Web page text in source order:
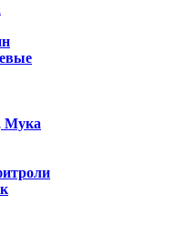
Мука